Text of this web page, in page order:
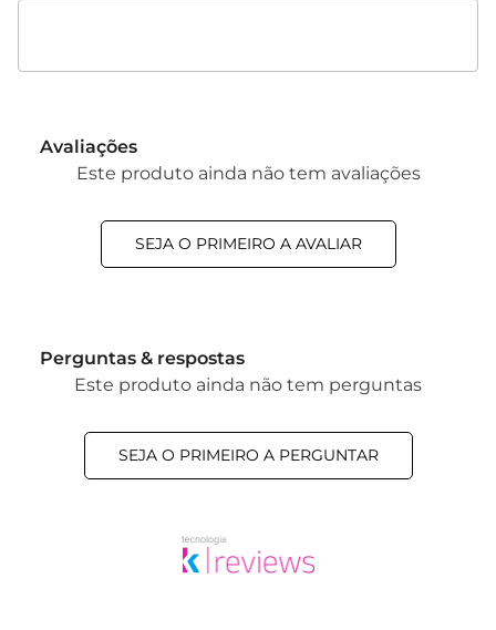
Avaliações
Este produto ainda não tem avaliações
SEJA O PRIMEIRO A AVALIAR
Perguntas & respostas
Este produto ainda não tem perguntas
SEJA O PRIMEIRO A PERGUNTAR